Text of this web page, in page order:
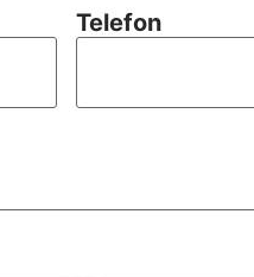
Telefon